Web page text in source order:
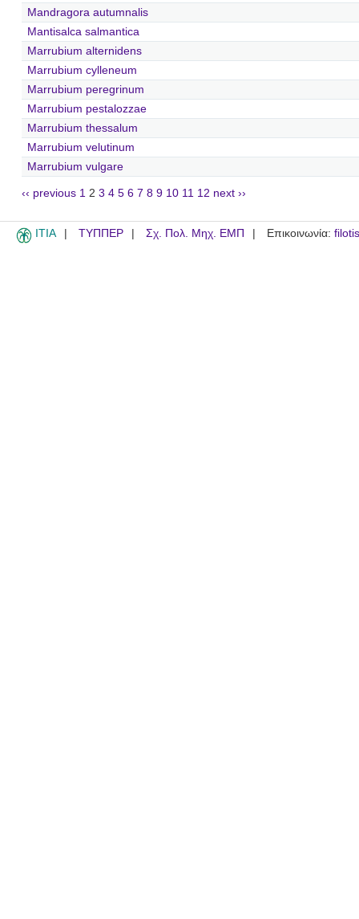
Mandragora autumnalis
Mantisalca salmantica
Marrubium alternidens
Marrubium cylleneum
Marrubium peregrinum
Marrubium pestalozzae
Marrubium thessalum
Marrubium velutinum
Marrubium vulgare
‹‹ previous 1 2 3 4 5 6 7 8 9 10 11 12 next ››
ITIA ΤΥΠΠΕΡ Σχ. Πολ. Μηχ. ΕΜΠ Επικοινωνία: